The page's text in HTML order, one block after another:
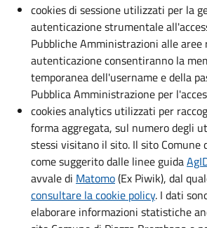
cookies di sessione utilizzati per la
autenticazione strumentale
Pubbliche Amministrazioni alle aree
autenticazione consentiranno la
temporanea dell'username e della
Pubblica Amministrazione per
cookies analytics utilizzati per
forma aggregata, sul numero degli
stessi visitano il sito. Il sito Comune
come suggerito dalle linee guida
avvale di Matomo(Ex Piwik), dal
consultare la cookie policy. I dati
elaborare informazioni statistiche